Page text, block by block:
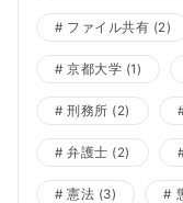
ファイル共有 (2)
京都大学 (1)
刑務所 (2)
弁護士 (2)
憲法 (3)